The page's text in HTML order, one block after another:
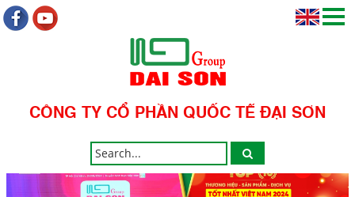
CÔNG TY CỔ PHẦN QUỐC TẾ ĐẠI SƠN